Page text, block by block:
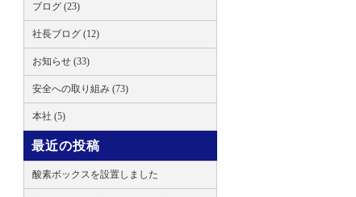
ブログ (23)
社長ブログ (12)
お知らせ (33)
安全への取り組み (73)
本社 (5)
最近の投稿
酸素ボックスを設置しました